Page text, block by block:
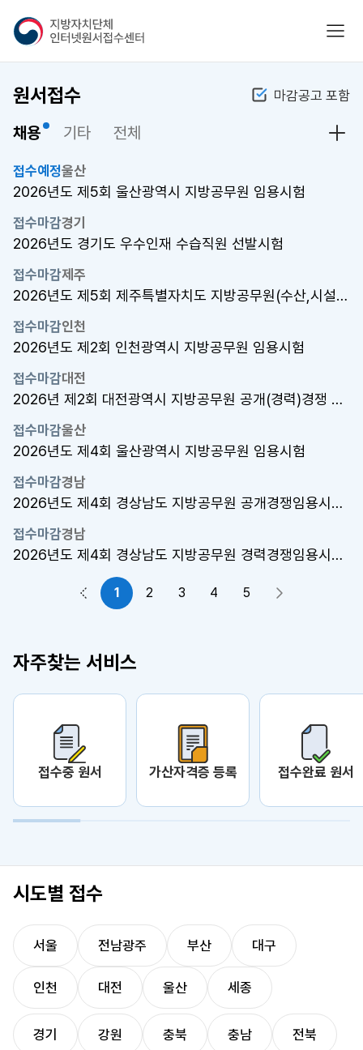
지
방
자
단
인
넷
원
접
수
터
모바
원서접수
채용 기타 전체
접수예정울산
2026년도 제5회 울산광역시 지방공무원 임용시험
접수마감경기
2026년도 경기도 우수인재 수습직원 선발시험
접수마감제주
2026년도 제5회 제주특별자치도 지방공무원(수산,시설관리,운전) 임용..
접수마감인천
2026년도 제2회 인천광역시 지방공무원 임용시험
접수마감대전
2026년 제2회 대전광역시 지방공무원 공개(경력)경쟁 임용시험
접수마감울산
2026년도 제4회 울산광역시 지방공무원 임용시험
접수마감경남
2026년도 제4회 경상남도 지방공무원 공개경쟁임용시험(행정7급)
접수마감경남
2026년도 제4회 경상남도 지방공무원 경력경쟁임용시험[9급 고졸(예정..
이전 페이지
1 2 3 4 5
다음 페이지
마감공고 포함
채
자주찾는 서비스
접수중 원서 가산자격증 등록 접수완료 원서
시도별 접수
서울 전남광주 부산 대구
인천 대전 울산 세종
경기 강원 충북 충남 전북